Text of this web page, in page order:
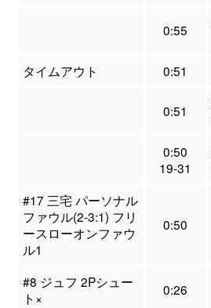
0:55
タイムアウト
0:51
0:51
0:50
19-31
#17 三宅 パーソナル
ファウル(2-3:1) フリ
ースローオンファウ
ル1
0:50
#8 ジュフ 2Pシュー
ト×
0:26